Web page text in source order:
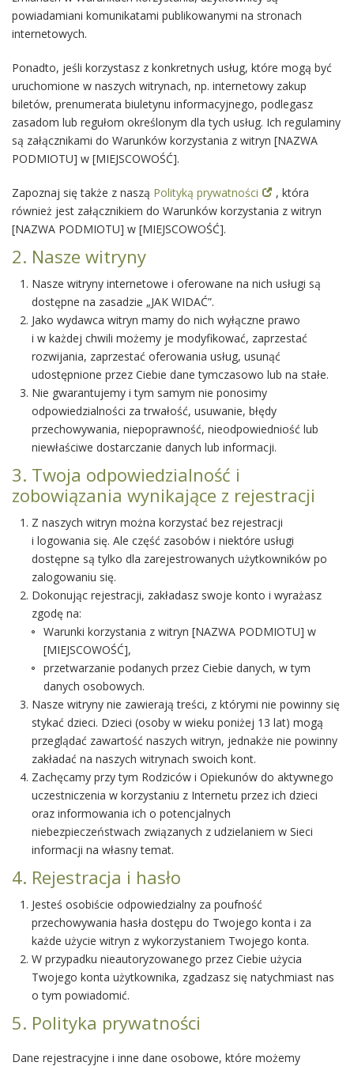
powiadamiani komunikatami publikowanymi na stronach
internetowych.
Ponadto, jeśli korzystasz z konkretnych usług, które mogą być
uruchomione w naszych witrynach, np. internetowy zakup
biletów, prenumerata biuletynu informacyjnego, podlegasz
zasadom lub regułom określonym dla tych usług. Ich regulaminy
są załącznikami do Warunków korzystania z witryn [NAZWA
PODMIOTU] w [MIEJSCOWOŚĆ].
Zapoznaj się także z naszą Polityką prywatności
, która
również jest załącznikiem do Warunków korzystania z witryn
[NAZWA PODMIOTU] w [MIEJSCOWOŚĆ].
2. Nasze witryny
Nasze witryny internetowe i oferowane na nich usługi są
dostępne na zasadzie „JAK WIDAĆ”.
Jako wydawca witryn mamy do nich wyłączne prawo
i w każdej chwili możemy je modyfikować, zaprzestać
rozwijania, zaprzestać oferowania usług, usunąć
udostępnione przez Ciebie dane tymczasowo lub na stałe.
Nie gwarantujemy i tym samym nie ponosimy
odpowiedzialności za trwałość, usuwanie, błędy
przechowywania, niepoprawność, nieodpowiedniość lub
niewłaściwe dostarczanie danych lub informacji.
3. Twoja odpowiedzialność i
zobowiązania wynikające z rejestracji
Z naszych witryn można korzystać bez rejestracji
i logowania się. Ale część zasobów i niektóre usługi
dostępne są tylko dla zarejestrowanych użytkowników po
zalogowaniu się.
Dokonując rejestracji, zakładasz swoje konto i wyrażasz
zgodę na:
Warunki korzystania z witryn [NAZWA PODMIOTU] w
[MIEJSCOWOŚĆ],
przetwarzanie podanych przez Ciebie danych, w tym
danych osobowych.
Nasze witryny nie zawierają treści, z którymi nie powinny się
stykać dzieci. Dzieci (osoby w wieku poniżej 13 lat) mogą
przeglądać zawartość naszych witryn, jednakże nie powinny
zakładać na naszych witrynach swoich kont.
Zachęcamy przy tym Rodziców i Opiekunów do aktywnego
uczestniczenia w korzystaniu z Internetu przez ich dzieci
oraz informowania ich o potencjalnych
niebezpieczeństwach związanych z udzielaniem w Sieci
informacji na własny temat.
4. Rejestracja i hasło
Jesteś osobiście odpowiedzialny za poufność
przechowywania hasła dostępu do Twojego konta i za
każde użycie witryn z wykorzystaniem Twojego konta.
W przypadku nieautoryzowanego przez Ciebie użycia
Twojego konta użytkownika, zgadzasz się natychmiast nas
o tym powiadomić.
5. Polityka prywatności
Dane rejestracyjne i inne dane osobowe, które możemy